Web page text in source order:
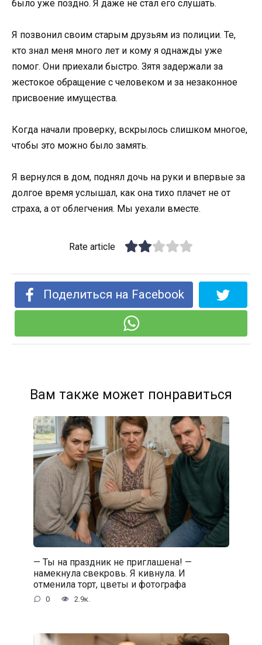
было уже поздно. Я даже не стал его слушать.
Я позвонил своим старым друзьям из полиции. Те,
кто знал меня много лет и кому я однажды уже
помог. Они приехали быстро. Зятя задержали за
жестокое обращение с человеком и за незаконное
присвоение имущества.
Когда начали проверку, вскрылось слишком многое,
чтобы это можно было замять.
Я вернулся в дом, поднял дочь на руки и впервые за
долгое время услышал, как она тихо плачет не от
страха, а от облегчения. Мы уехали вместе.
Rate article
Поделиться на Facebook
Вам также может понравиться
— Ты на праздник не приглашена! —
намекнула свекровь. Я кивнула. И
отменила торт, цветы и фотографа
0 2.9к.